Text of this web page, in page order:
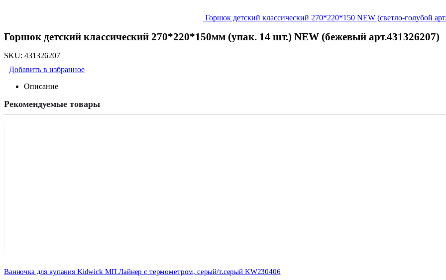
Горшок детский классический 270*220*150 NEW (светло-голубой
Горшок детский классический 270*220*150мм (упак. 14 шт.) NEW (бежевый арт.431326207)
SKU: 431326207
Добавить в избранное
Описание
Рекомендуемые товары
Ванночка для купания Kidwick МП Лайнер с термометром, серый/т.серый KW230406